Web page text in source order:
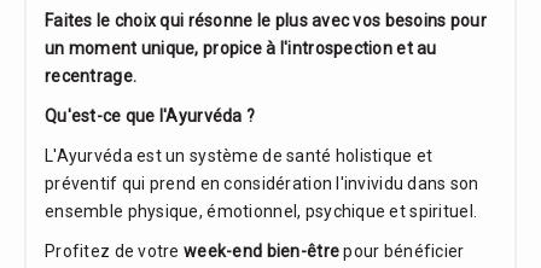
Faites le choix qui résonne le plus avec vos besoins pour
un moment unique, propice à l'introspection et au
recentrage.
Qu'est-ce que l'Ayurvéda ?
L'Ayurvéda est un système de santé holistique et
préventif qui prend en considération l'invividu dans son
ensemble physique, émotionnel, psychique et spirituel.
Profitez de votreweek-end bien-êtrepour bénéficier